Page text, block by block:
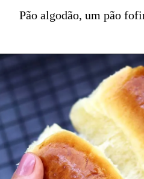
Pão algodão, um pão